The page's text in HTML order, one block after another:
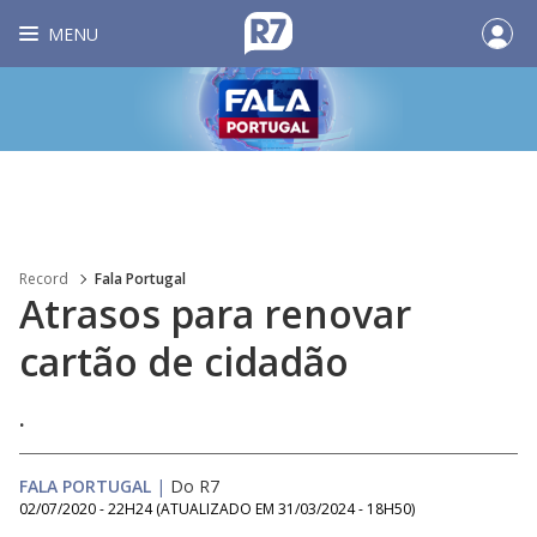
MENU
Record Fala Portugal
Atrasos para renovar
cartão de cidadão
.
FALA PORTUGAL | Do R7
02/07/2020 - 22H24 (ATUALIZADO EM 31/03/2024 - 18H50)